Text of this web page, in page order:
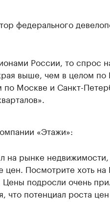
федерального
России, то спрос
выше, чем в целом по
Москве и Санкт-
«Этажи»:
на рынке недвижимости,
Посмотрите хоть на
подросли очень
что потенциал роста